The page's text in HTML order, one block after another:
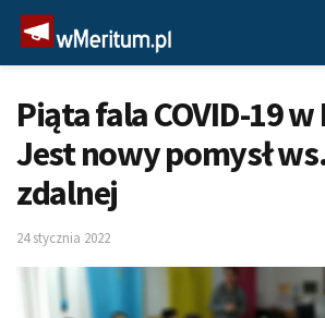
Piąta fala COVID-19 w
Jest nowy pomysł
zdalnej
24 stycznia 2022